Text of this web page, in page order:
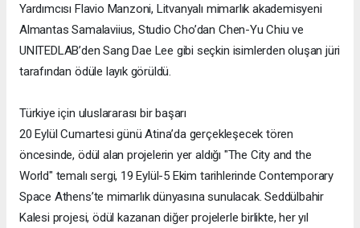
Yardımcısı Flavio Manzoni, Litvanyalı mimarlık akademisyeni
Almantas Samalaviius, Studio Cho’dan Chen-Yu Chiu ve
UNITEDLAB’den Sang Dae Lee gibi seçkin isimlerden oluşan jüri
tarafından ödüle layık görüldü.
Türkiye için uluslararası bir başarı
20 Eylül Cumartesi günü Atina’da gerçekleşecek tören
öncesinde, ödül alan projelerin yer aldığı "The City and the
World" temalı sergi, 19 Eylül-5 Ekim tarihlerinde Contemporary
Space Athens’te mimarlık dünyasına sunulacak. Seddülbahir
Kalesi projesi, ödül kazanan diğer projelerle birlikte, her yıl